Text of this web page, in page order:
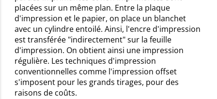
placées sur un même plan. Entre la plaque
d'impression et le papier, on place un blanchet
avec un cylindre entoilé. Ainsi, l'encre d'impression
est transférée "indirectement" sur la feuille
d'impression. On obtient ainsi une impression
régulière. Les techniques d'impression
conventionnelles comme l'impression offset
s'imposent pour les grands tirages, pour des
raisons de coûts.